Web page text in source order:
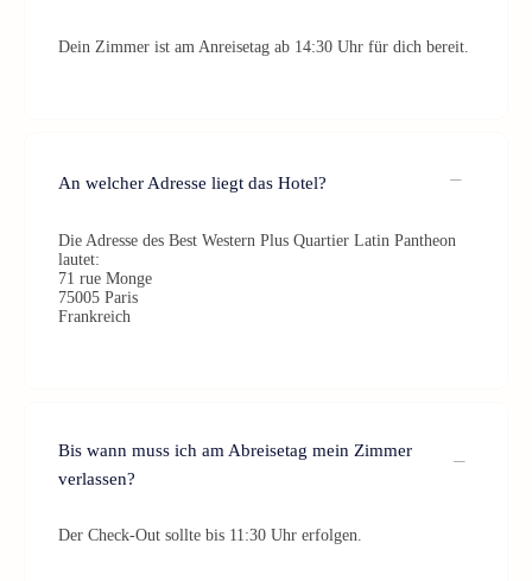
Dein Zimmer ist am Anreisetag ab 14:30 Uhr für dich bereit.
An welcher Adresse liegt das Hotel?
Die Adresse des Best Western Plus Quartier Latin Pantheon
lautet:
71 rue Monge
75005 Paris
Frankreich
Bis wann muss ich am Abreisetag mein Zimmer
verlassen?
Der Check-Out sollte bis 11:30 Uhr erfolgen.